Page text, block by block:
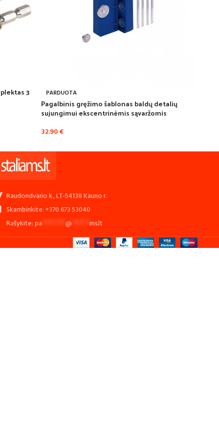
3 PARDUOTA
Pagalbinis gręžimo šablonas baldų detalių
sujungimui ekscentrinėmis sąvaržomis
32.90€
Raudondvario k., LT-54138 Kauno r.
Skambinkite: +370 673 53040
Rašykite:pa ******** @ ****** ms.lt